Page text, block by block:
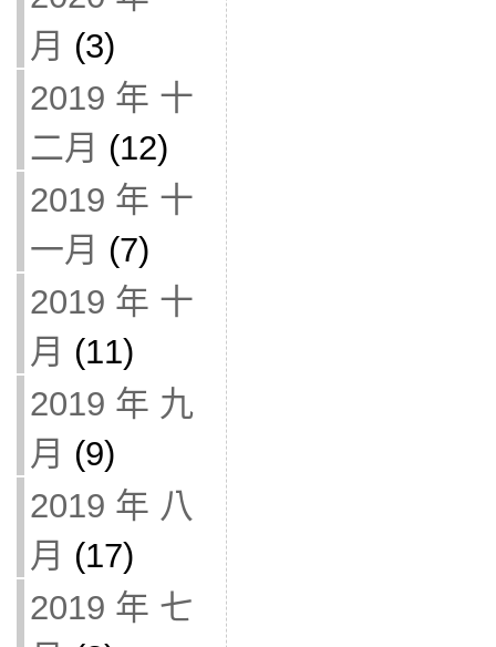
月 (3)
2019 年 十
二月 (12)
2019 年 十
一月 (7)
2019 年 十
月 (11)
2019 年 九
月 (9)
2019 年 八
月 (17)
2019 年 七